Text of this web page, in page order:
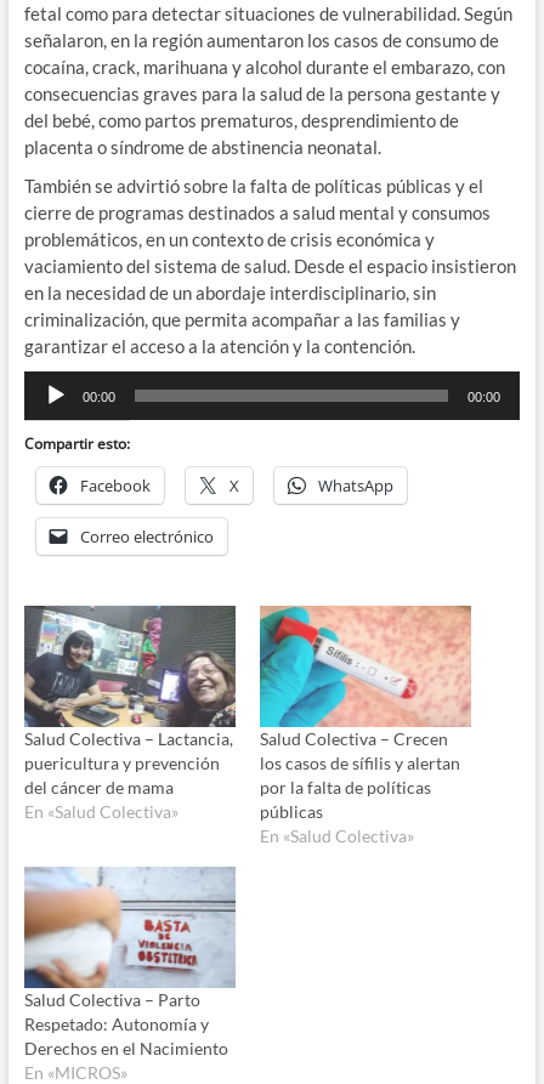
fetal como para detectar situaciones de vulnerabilidad. Según
señalaron, en la región aumentaron los casos de consumo de
cocaína, crack, marihuana y alcohol durante el embarazo, con
consecuencias graves para la salud de la persona gestante y
del bebé, como partos prematuros, desprendimiento de
placenta o síndrome de abstinencia neonatal.
También se advirtió sobre la falta de políticas públicas y el
cierre de programas destinados a salud mental y consumos
problemáticos, en un contexto de crisis económica y
vaciamiento del sistema de salud. Desde el espacio insistieron
en la necesidad de un abordaje interdisciplinario, sin
criminalización, que permita acompañar a las familias y
garantizar el acceso a la atención y la contención.
Reproductor
audio
00:00 00:00
Compartir esto:
Facebook X WhatsApp
Correo electrónico
Salud Colectiva – Lactancia,
puericultura y prevención
del cáncer de mama
En «Salud Colectiva»
Salud Colectiva – Crecen
los casos de sífilis y alertan
por la falta de políticas
públicas
En «Salud Colectiva»
Salud Colectiva – Parto
Respetado: Autonomía y
Derechos en el Nacimiento
En «MICROS»